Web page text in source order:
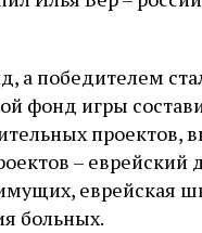
а победителем
фонд игры
– еврейский
еврейская
больных.